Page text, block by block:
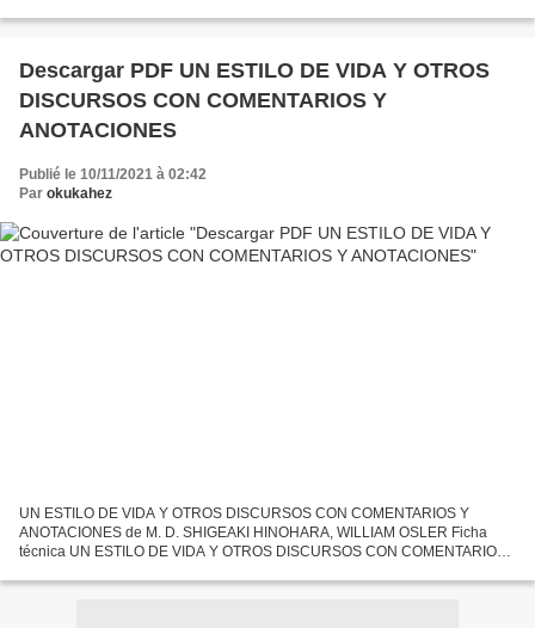
Ebooks txt...
Descargar PDF UN ESTILO DE VIDA Y OTROS
DISCURSOS CON COMENTARIOS Y
ANOTACIONES
Publié le 10/11/2021 à 02:42
Par okukahez
UN ESTILO DE VIDA Y OTROS DISCURSOS CON COMENTARIOS Y
ANOTACIONES de M. D. SHIGEAKI HINOHARA, WILLIAM OSLER Ficha
técnica UN ESTILO DE VIDA Y OTROS DISCURSOS CON COMENTARIOS
de páginas: 500 Idioma:...